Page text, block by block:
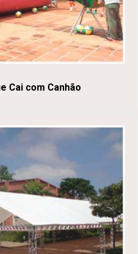
Cai com Canhão